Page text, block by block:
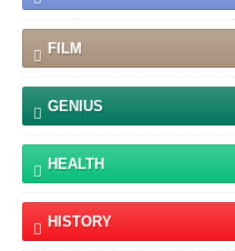
FILM
GENIUS
HEALTH
HISTORY